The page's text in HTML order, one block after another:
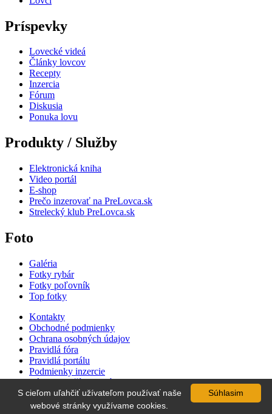
Príspevky
Lovecké videá
Články lovcov
Recepty
Inzercia
Fórum
Diskusia
Ponuka lovu
Produkty / Služby
Elektronická kniha
Video portál
E-shop
Prečo inzerovať na PreLovca.sk
Strelecký klub PreLovca.sk
Foto
Galéria
Fotky rybár
Fotky poľovník
Top fotky
Kontakty
Obchodné podmienky
Ochrana osobných údajov
Pravidlá fóra
Pravidlá portálu
Podmienky inzercie
Zásady používania súborov cookie
Cenník inzercie
Súťaž
Súhlasim
S cieľom uľahčiť užívateľom používať naše
webové stránky využívame cookies.